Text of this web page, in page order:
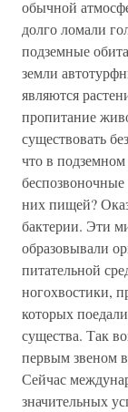
обычной
долго ломали
подземные
земли
являются
пропитание
существовать
что в
беспозвоночные
них пищей?
бактерии. Эти
образовывали
питательной
ногохвостики,
которых
существа. Так
первым звеном
Сейчас
значительных